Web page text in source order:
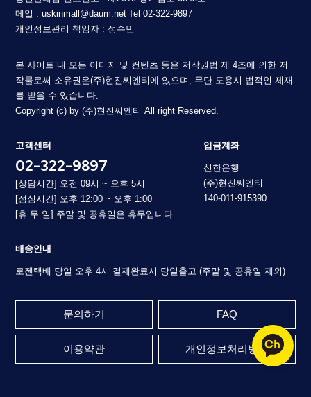
메일 : uskinmall@daum.net Tel 02-322-9897
개인정보관리 책임자 : 정수민
본 사이트 내 모든 이미지 및 컨텐츠 등은 저작권법 제 4조에 의한 저
작물로써 소유권은(주)현진씨엔티에 있으며, 무단 도용시 법적인 제재
를 받을 수 있습니다.
Copyright (c) by (주)현진씨엔티 All right Reserved.
고객센터
02-322-9897
[상담시간] 오전 09시 ~ 오후 5시
[점심시간] 오후 12:00 ~ 오후 1:00
[휴 무 일] 주말 및 공휴일은 휴무입니다.
입금계좌
신한은행
(주)현진씨엔티
140-011-915390
배송안내
로젠택배 당일 오후 4시 결제완료시 당일출고 (주말 및 공휴일 제외)
문의하기 FAQ
이용약관 개인정보처리방침